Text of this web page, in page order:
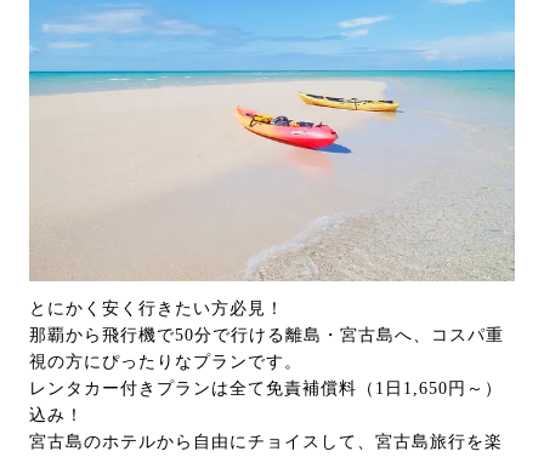
とにかく安く行きたい方必見！
那覇から飛行機で50分で行ける離島・宮古島へ、コスパ重
視の方にぴったりなプランです。
レンタカー付きプランは全て免責補償料（1日1,650円～）
込み！
宮古島のホテルから自由にチョイスして、宮古島旅行を楽